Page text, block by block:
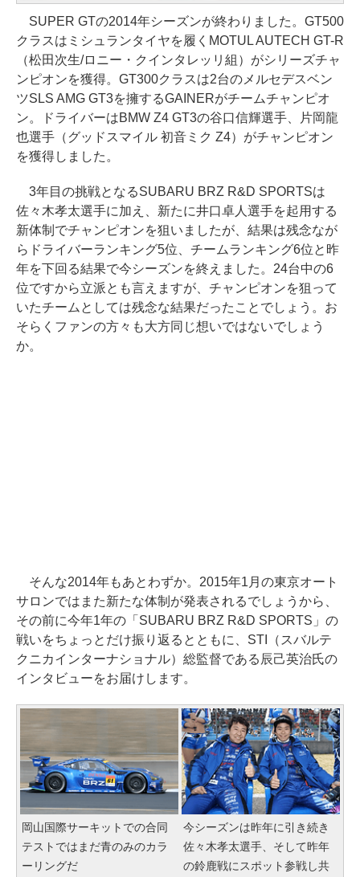
SUPER GTの2014年シーズンが終わりました。GT500
クラスはミシュランタイヤを履くMOTUL AUTECH GT-R
（松田次生/ロニー・クインタレッリ組）がシリーズチャ
ンピオンを獲得。GT300クラスは2台のメルセデスベン
ツSLS AMG GT3を擁するGAINERがチームチャンピオ
ン。ドライバーはBMW Z4 GT3の谷口信輝選手、片岡龍
也選手（グッドスマイル 初音ミク Z4）がチャンピオン
を獲得しました。
3年目の挑戦となるSUBARU BRZ R&D SPORTSは
佐々木孝太選手に加え、新たに井口卓人選手を起用する
新体制でチャンピオンを狙いましたが、結果は残念なが
らドライバーランキング5位、チームランキング6位と昨
年を下回る結果で今シーズンを終えました。24台中の6
位ですから立派とも言えますが、チャンピオンを狙って
いたチームとしては残念な結果だったことでしょう。お
そらくファンの方々も大方同じ想いではないでしょう
か。
そんな2014年もあとわずか。2015年1月の東京オート
サロンではまた新たな体制が発表されるでしょうから、
その前に今年1年の「SUBARU BRZ R&D SPORTS」の
戦いをちょっとだけ振り返るとともに、STI（スバルテ
クニカインターナショナル）総監督である辰己英治氏の
インタビューをお届けします。
岡山国際サーキットでの合同
テストではまだ青のみのカラ
ーリングだ
今シーズンは昨年に引き続き
佐々木孝太選手、そして昨年
の鈴鹿戦にスポット参戦し共